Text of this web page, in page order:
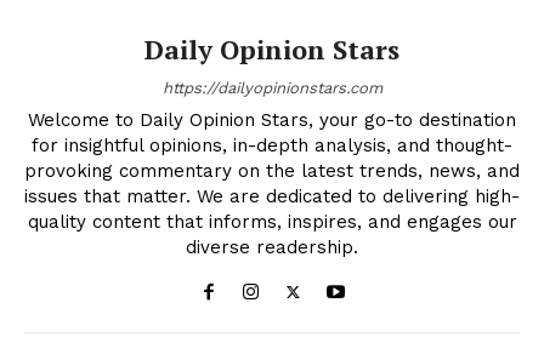
Daily Opinion Stars
https://dailyopinionstars.com
Welcome to Daily Opinion Stars, your go-to destination
for insightful opinions, in-depth analysis, and thought-
provoking commentary on the latest trends, news, and
issues that matter. We are dedicated to delivering high-
quality content that informs, inspires, and engages our
diverse readership.